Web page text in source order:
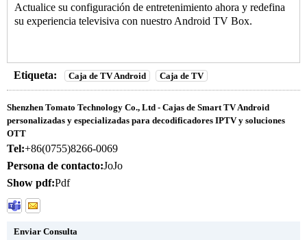
Actualice su configuración de entretenimiento ahora y redefina
su experiencia televisiva con nuestro Android TV Box.
Etiqueta: Caja de TV Android Caja de TV
Shenzhen Tomato Technology Co., Ltd - Cajas de Smart TV Android
personalizadas y especializadas para decodificadores IPTV y soluciones
OTT
Tel:+86(0755)8266-0069
Persona de contacto:JoJo
Show pdf:Pdf
Enviar Consulta